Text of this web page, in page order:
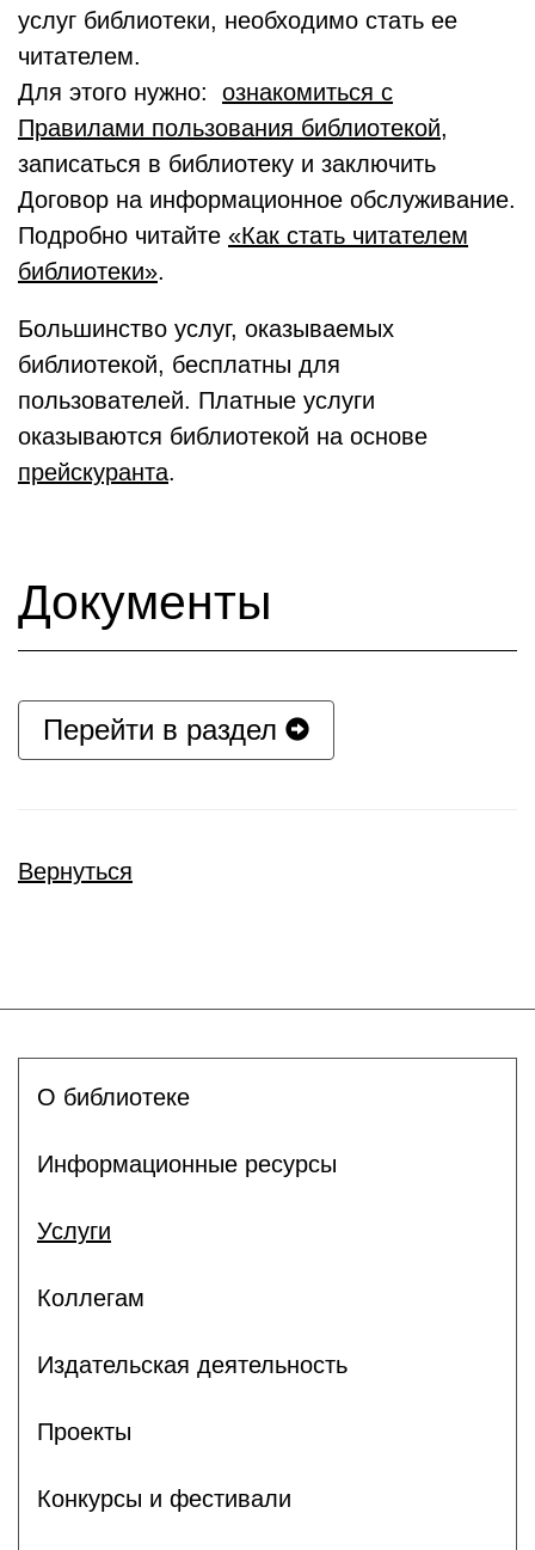
услуг библиотеки, необходимо стать ее
читателем.
Для этого нужно: ознакомиться с
Правилами пользования библиотекой,
записаться в библиотеку и заключить
Договор на информационное обслуживание.
Подробно читайте «Как стать читателем
библиотеки».
Большинство услуг, оказываемых
библиотекой, бесплатны для
пользователей. Платные услуги
оказываются библиотекой на основе
прейскуранта.
Документы
Перейти в раздел
Вернуться
О библиотеке
Информационные ресурсы
Услуги
Коллегам
Издательская деятельность
Проекты
Конкурсы и фестивали